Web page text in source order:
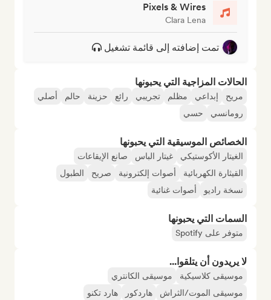
Pixels & Wires
Clara Lena
تمت إضافته إلى قائمة تشغيل
الحالات المزاجية التي يحبونها
مريح إبداعي مظلم تجريبي رائع حزينة حالم
أصلي
رومانسي
حسي
الخصائص الموسيقية التي يحبونها
الغيتار الأكوستيكي غيتار الباس
صانع الإيقاعات
القيثارة الكهربائية
أصوات إلكترونية صريح
الطبول
نسخة راديو
أصوات غنائية
السمات التي يحبونها
متوفر على Spotify
لا يريدون أن يتلقوا...
موسيقى كلاسيكية
موسيقى الكانتري
موسيقى الموت/الثراش
هاردكور هارد تكنو